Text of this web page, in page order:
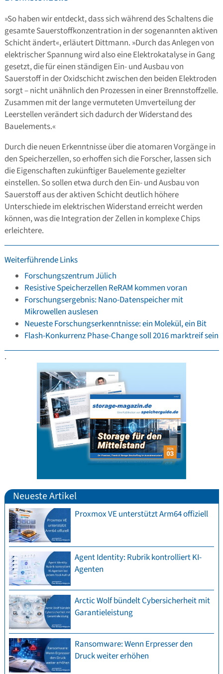
»So haben wir entdeckt, dass sich während des Schaltens die
gesamte Sauerstoffkonzentration in der sogenannten aktiven
Schicht ändert«, erläutert Dittmann. »Durch das Anlegen von
elektrischer Spannung wird also eine Elektrokatalyse in Gang
gesetzt, die für einen ständigen Ein- und Ausbau von
Sauerstoff in der Oxidschicht zwischen den beiden Elektroden
sorgt – nicht unähnlich den Prozessen in einer Brennstoffzelle.
Zusammen mit der lange vermuteten Umverteilung der
Leerstellen verändert sich dadurch der Widerstand des
Bauelements.«
Durch die neuen Erkenntnisse über die atomaren Vorgänge in
den Speicherzellen, so erhoffen sich die Forscher, lassen sich
die Eigenschaften zukünftiger Bauelemente gezielter
einstellen. So sollen etwa durch den Ein- und Ausbau von
Sauerstoff aus der aktiven Schicht deutlich höhere
Unterschiede im elektrischen Widerstand erreicht werden
können, was die Integration der Zellen in komplexe Chips
erleichtere.
Weiterführende Links
Forschungszentrum Jülich
Resistive Speicherzellen ReRAM kommen voran
Forschungsergebnis: Nano-Datenspeicher mit
Mikrowellen auslesen
Neueste Forschungserkenntnisse: ein Molekül, ein Bit
Flash-Konkurrenz Phase-Change soll 2016 marktreif sein
.
Neueste Artikel
Proxmox VE unterstützt Arm64 offiziell
Agent Identity: Rubrik kontrolliert KI-
Agenten
Arctic Wolf bündelt Cybersicherheit mit
Garantieleistung
Ransomware: Wenn Erpresser den
Druck weiter erhöhen